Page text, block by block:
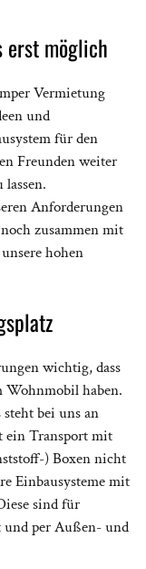
erst möglich
Vermietung
und
für den
Freunden weiter
Anforderungen
zusammen mit
hohen
wichtig, dass
Wohnmobil haben.
steht bei uns an
ein Transport mit
) Boxen nicht
Einbausysteme mit
sind für
und per Außen- und